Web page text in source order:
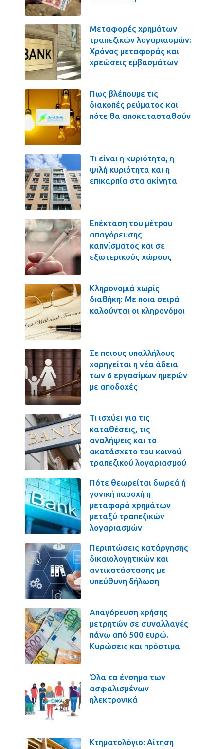
Μεταφορές χρημάτων
τραπεζικών λογαριασμών:
Χρόνος μεταφοράς και
χρεώσεις εμβασμάτων
Πως βλέπουμε τις
διακοπές ρεύματος και
πότε θα αποκατασταθούν
Τι είναι η κυριότητα, η
ψιλή κυριότητα και η
επικαρπία στα ακίνητα
Επέκταση του μέτρου
απαγόρευσης
καπνίσματος και σε
εξωτερικούς χώρους
Κληρονομιά χωρίς
διαθήκη: Με ποια σειρά
καλούνται οι κληρονόμοι
Σε ποιους υπαλλήλους
χορηγείται η νέα άδεια
των 6 εργασίμων ημερών
με αποδοχές
Τι ισχύει για τις
καταθέσεις, τις
αναλήψεις και το
ακατάσχετο του κοινού
τραπεζικού λογαριασμού
Πότε θεωρείται δωρεά ή
γονική παροχή η
μεταφορά χρημάτων
μεταξύ τραπεζικών
λογαριασμών
Περιπτώσεις κατάργησης
δικαιολογητικών και
αντικατάστασης με
υπεύθυνη δήλωση
Απαγόρευση χρήσης
μετρητών σε συναλλαγές
πάνω από 500 ευρώ.
Κυρώσεις και πρόστιμα
Όλα τα ένσημα των
ασφαλισμένων
ηλεκτρονικά
Κτηματολόγιο: Αίτηση